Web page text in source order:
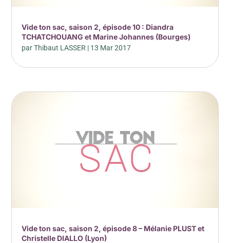
Vide ton sac, saison 2, épisode 10 : Diandra
TCHATCHOUANG et Marine Johannes (Bourges)
parThibaut LASSER | 13 Mar 2017
Vide ton sac, saison 2, épisode 8 – Mélanie PLUST et
Christelle DIALLO (Lyon)